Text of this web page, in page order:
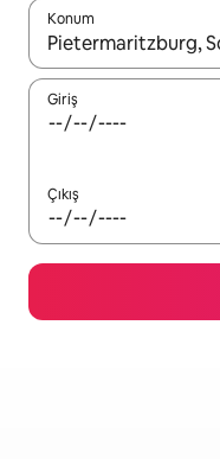
Konum
Sonuçlar kullanılabilir
Giriş
Çıkış